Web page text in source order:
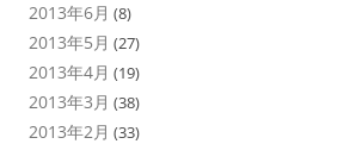
2013年6月 (8)
2013年5月 (27)
2013年4月 (19)
2013年3月 (38)
2013年2月 (33)